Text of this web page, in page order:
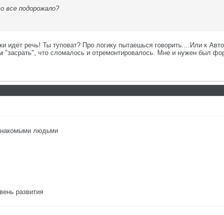
все подорожало?
идет речь! Ты туповат? Про логику пытаешься говорить....Или к
что сломалось и отремонтировалось. Мне и нужен был
людьми
развития